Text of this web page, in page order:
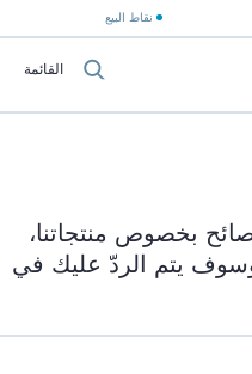
نقاط البيع
القائمة
بخصوص منتجاتنا،
يتم الردّ عليك في